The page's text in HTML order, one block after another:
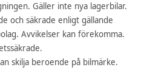
Gäller inte nya lagerbilar.
och säkrade enligt gällande
Avvikelser kan förekomma.
skilja beroende på bilmärke.